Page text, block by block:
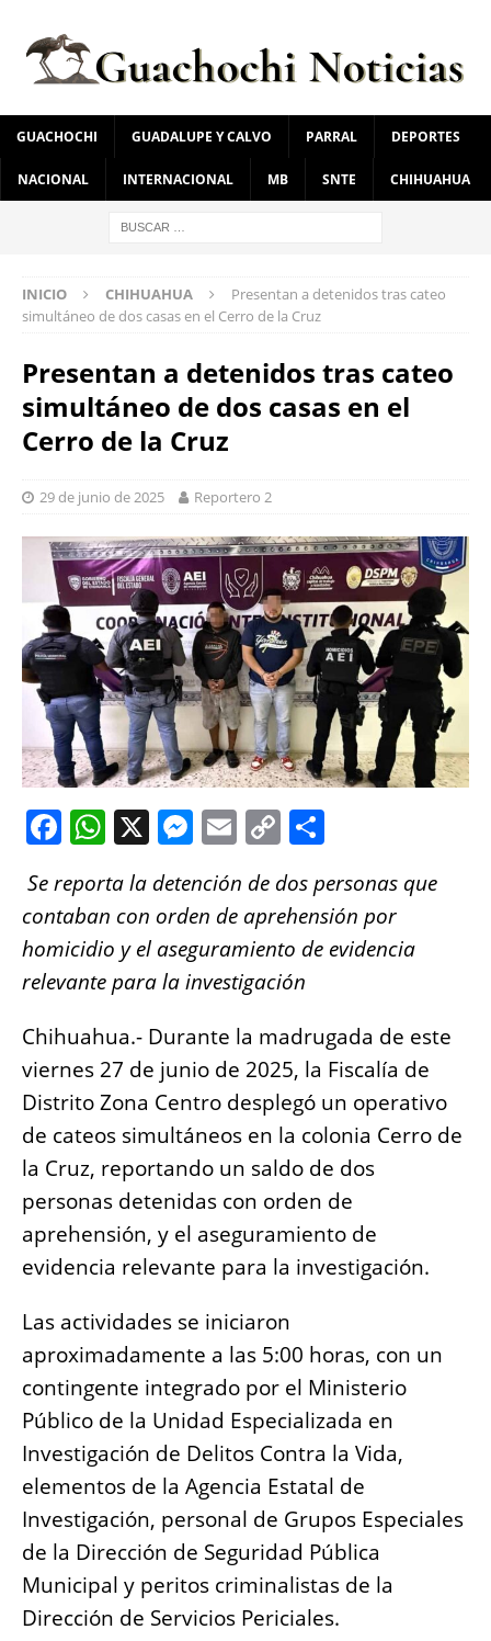
GUACHOCHI GUADALUPE Y CALVO PARRAL DEPORTES
NACIONAL INTERNACIONAL MB SNTE CHIHUAHUA
INICIO CHIHUAHUA
Presentan a detenidos tras cateo
simultáneo de dos casas en el Cerro de la Cruz
Presentan a detenidos tras cateo
simultáneo de dos casas en el
Cerro de la Cruz
29 de junio de 2025 Reportero 2
F
c
e
b
o
o
k
W
at
s
A
p
p
X M
ss
e
n
g
er
E
m
ai
l
C
o
p
y
Li
n
k
a
re
Se reporta la detención de dos personas que
contaban con orden de aprehensión por
homicidio y el aseguramiento de evidencia
relevante para la investigación
Chihuahua.- Durante la madrugada de este
viernes 27 de junio de 2025, la Fiscalía de
Distrito Zona Centro desplegó un operativo
de cateos simultáneos en la colonia Cerro de
la Cruz, reportando un saldo de dos
personas detenidas con orden de
aprehensión, y el aseguramiento de
evidencia relevante para la investigación.
Las actividades se iniciaron
aproximadamente a las 5:00 horas, con un
contingente integrado por el Ministerio
Público de la Unidad Especializada en
Investigación de Delitos Contra la Vida,
elementos de la Agencia Estatal de
Investigación, personal de Grupos Especiales
de la Dirección de Seguridad Pública
Municipal y peritos criminalistas de la
Dirección de Servicios Periciales.